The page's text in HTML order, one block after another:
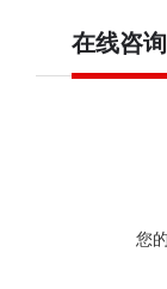
在线咨询
您